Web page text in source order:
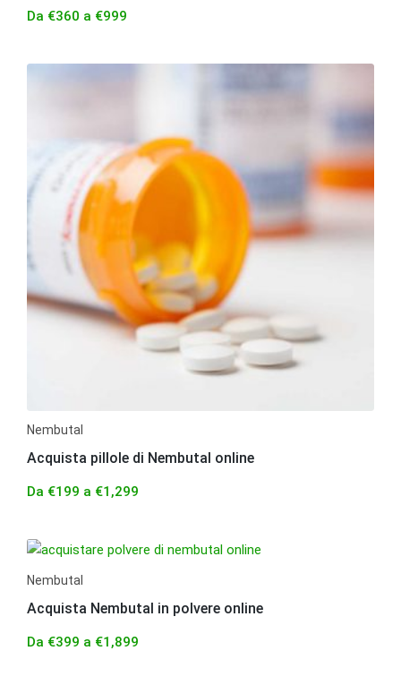
Da €360 a €999
Nembutal
Acquista pillole di Nembutal online
Da €199 a €1,299
Nembutal
Acquista Nembutal in polvere online
Da €399 a €1,899